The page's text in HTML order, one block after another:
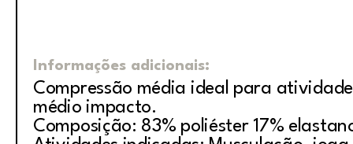
Informações adicionais:
Compressão média ideal para
médio impacto.
Composição: 83% poliéster 17%